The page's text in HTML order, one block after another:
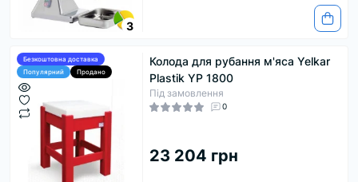
3
Безкоштовна доставка
Популярний
Продано
Колода для рубання м'яса Yelkar
Plastik YP 1800
Під замовлення
0
23 204 грн